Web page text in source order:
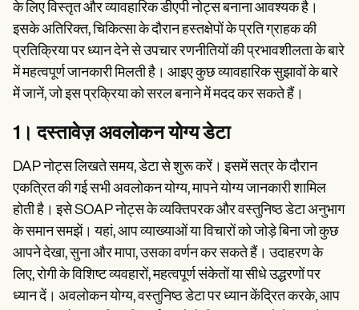
के लिए विस्तृत और व्यावहारिक डीएपी नोट्स बनाना आवश्यक है।
इसके अतिरिक्त, चिकित्सा के दौरान हस्तक्षेपों के प्रति ग्राहक की
प्रतिक्रिया पर ध्यान देने से उपचार रणनीतियों की प्रभावशीलता के बारे
में महत्वपूर्ण जानकारी मिलती है। आइए कुछ व्यावहारिक सुझावों के बारे
में जानें, जो इस प्रक्रिया को सरल बनाने में मदद कर सकते हैं।
1। दस्तावेज़ अवलोकन योग्य डेटा
DAP नोट्स लिखते समय, डेटा से शुरू करें। इसमें सत्र के दौरान
एकत्रित की गई सभी अवलोकन योग्य, मापने योग्य जानकारी शामिल
होती है। इसे SOAP नोट्स के व्यक्तिपरक और वस्तुनिष्ठ डेटा अनुभाग
के समान समझें। यहां, आप व्याख्याओं या विचारों को जोड़े बिना जो कुछ
आपने देखा, सुना और मापा, उसका वर्णन कर सकते हैं। उदाहरण के
लिए, रोगी के विशिष्ट व्यवहारों, महत्वपूर्ण संकेतों या सीधे उद्धरणों पर
ध्यान दें। अवलोकन योग्य, वस्तुनिष्ठ डेटा पर ध्यान केंद्रित करके, आप